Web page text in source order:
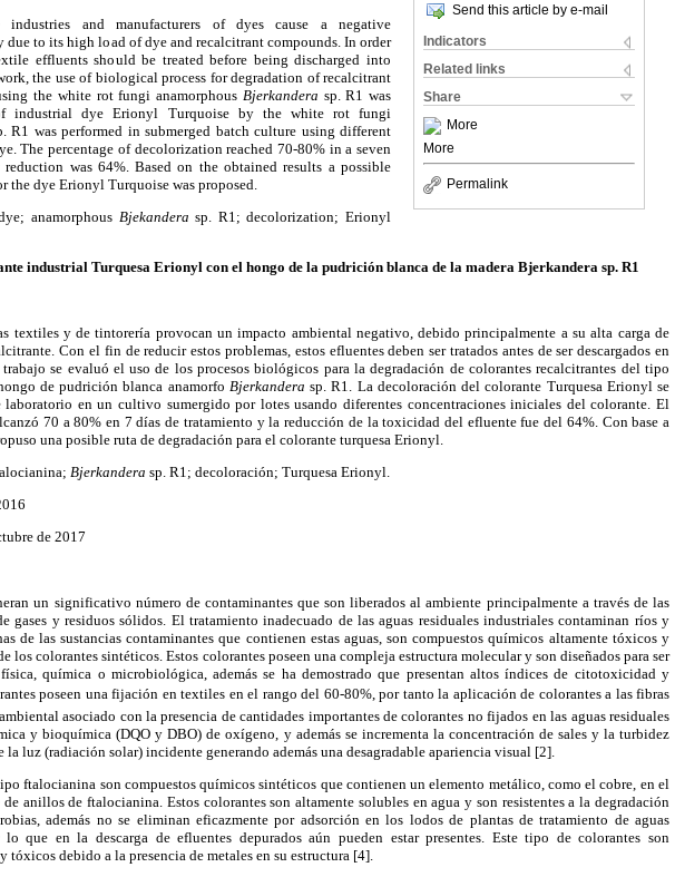
Send this article by e-mail
Indicators
Related links
Share
More
More
Permalink
and manufacturers of dyes cause a negative
to its high load of dye and recalcitrant compounds. In order
effluents should be treated before being discharged into
the use of biological process for degradation of recalcitrant
the white rot fungi anamorphous Bjerkandera sp.R1 was
industrial dye Erionyl Turquoise by the white rot fungi
R1 was performed in submerged batch culture using different
The percentage of decolorization reached 70-80% in a seven
was 64%. Based on the obtained results a possible
the dye Erionyl Turquoise was proposed.
anamorphous Bjekanderasp. R1; decolorization; Erionyl
industrial Turquesa Erionyl con el hongo de la pudrición blanca de la madera Bjerkandera sp. R1
textiles y de tintorería provocan un impacto ambiental negativo, debido principalmente a su alta carga de
Con el fin de reducir estos problemas, estos efluentes deben ser tratados antes de ser descargados en
se evaluó el uso de los procesos biológicos para la degradación de colorantes recalcitrantes del tipo
de pudrición blanca anamorfo Bjerkanderasp. R1. La decoloración del colorante Turquesa Erionyl se
en un cultivo sumergido por lotes usando diferentes concentraciones iniciales del colorante. El
70 a 80% en 7 días de tratamiento y la reducción de la toxicidad del efluente fue del 64%. Con base a
una posible ruta de degradación para el colorante turquesa Erionyl.
Bjerkandera sp. R1; decoloración; Turquesa Erionyl.
de 2017
un significativo número de contaminantes que son liberados al ambiente principalmente a través de las
gases y residuos sólidos. El tratamiento inadecuado de las aguas residuales industriales contaminan ríos y
de las sustancias contaminantes que contienen estas aguas, son compuestos químicos altamente tóxicos y
los colorantes sintéticos. Estos colorantes poseen una compleja estructura molecular y son diseñados para ser
química o microbiológica, además se ha demostrado que presentan altos índices de citotoxicidad y
poseen una fijación en textiles en el rango del 60-80%, por tanto la aplicación de colorantes a las fibras
asociado con la presencia de cantidades importantes de colorantes no fijados en las aguas residuales
y bioquímica (DQO y DBO) de oxígeno, y además se incrementa la concentración de sales y la turbidez
luz (radiación solar) incidente generando además una desagradable apariencia visual [2].
ftalocianina son compuestos químicos sintéticos que contienen un elemento metálico, como el cobre, en el
de anillos de ftalocianina. Estos colorantes son altamente solubles en agua y son resistentes a la degradación
además no se eliminan eficazmente por adsorción en los lodos de plantas de tratamiento de aguas
lo que en la descarga de efluentes depurados aún pueden estar presentes. Este tipo de colorantes son
tóxicos debido a la presencia de metales en su estructura [4].